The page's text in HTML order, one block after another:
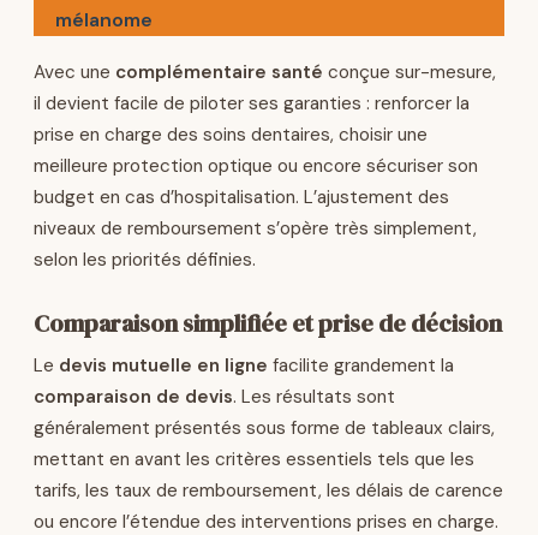
mélanome
Avec une complémentaire santé conçue sur-mesure,
il devient facile de piloter ses garanties : renforcer la
prise en charge des soins dentaires, choisir une
meilleure protection optique ou encore sécuriser son
budget en cas d’hospitalisation. L’ajustement des
niveaux de remboursement s’opère très simplement,
selon les priorités définies.
Comparaison simplifiée et prise de décision
Le devis mutuelle en ligne facilite grandement la
comparaison de devis. Les résultats sont
généralement présentés sous forme de tableaux clairs,
mettant en avant les critères essentiels tels que les
tarifs, les taux de remboursement, les délais de carence
ou encore l’étendue des interventions prises en charge.